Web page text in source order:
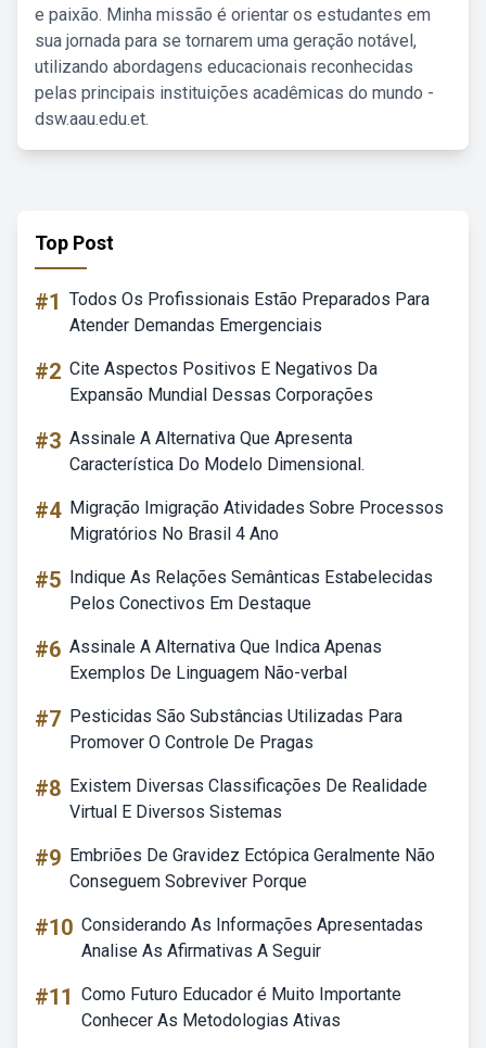
e paixão. Minha missão é orientar os estudantes em
sua jornada para se tornarem uma geração notável,
utilizando abordagens educacionais reconhecidas
pelas principais instituições acadêmicas do mundo -
dsw.aau.edu.et.
Top Post
#1 Todos Os Profissionais Estão Preparados Para
Atender Demandas Emergenciais
#2 Cite Aspectos Positivos E Negativos Da
Expansão Mundial Dessas Corporações
#3 Assinale A Alternativa Que Apresenta
Característica Do Modelo Dimensional.
#4 Migração Imigração Atividades Sobre Processos
Migratórios No Brasil 4 Ano
#5 Indique As Relações Semânticas Estabelecidas
Pelos Conectivos Em Destaque
#6 Assinale A Alternativa Que Indica Apenas
Exemplos De Linguagem Não-verbal
#7 Pesticidas São Substâncias Utilizadas Para
Promover O Controle De Pragas
#8 Existem Diversas Classificações De Realidade
Virtual E Diversos Sistemas
#9 Embriões De Gravidez Ectópica Geralmente Não
Conseguem Sobreviver Porque
#10 Considerando As Informações Apresentadas
Analise As Afirmativas A Seguir
#11 Como Futuro Educador é Muito Importante
Conhecer As Metodologias Ativas